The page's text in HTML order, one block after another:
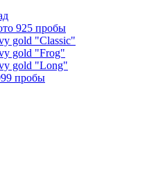
925 пробы
gold "Classic"
gold "Frog"
gold "Long"
пробы